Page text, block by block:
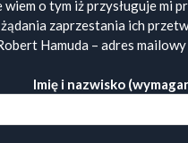
o tym iż przysługuje mi
żądania zaprzestania ich
Hamuda – adres
Imię i nazwisko